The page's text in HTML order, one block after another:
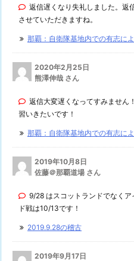
返信遅くなり失礼しました。返
させていただきますね。
那覇：自衛隊基地内での有志に
2020年2月25日
熊澤伸哉 さん
返信大変遅くなってすみません
習いきたいです！
那覇：自衛隊基地内での有志に
2019年10月8日
佐藤＠那覇道場 さん
9/28 はスコットランドでなく
ド戦は10/13です！
2019.9.28の稽古
2019年9月17日